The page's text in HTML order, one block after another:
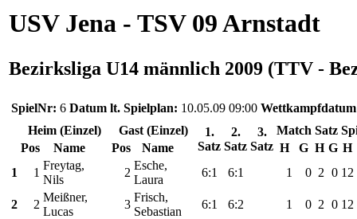
USV Jena - TSV 09 Arnstadt
Bezirksliga U14 männlich 2009 (TTV -
SpielNr: 6 Datum lt. Spielplan: 10.05.09 09:00
Heim (Einzel)
Gast (Einzel)
1.
Satz
2.
Satz
3.
Satz
Match Satz
Pos
Name Pos Name H G H G H
1
1
Freytag,
Nils
2
Esche,
Laura
6:1 6:1 1 0 2 0 12
2 2
Meißner,
Lucas
3
Frisch,
Sebastian
6:1 6:2 1 0 2 0 12